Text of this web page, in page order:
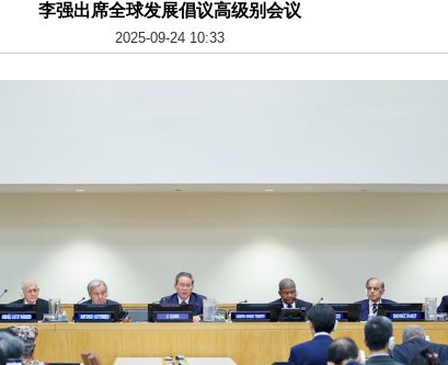
李强出席全球发展倡议高级别会议
2025-09-24 10:33